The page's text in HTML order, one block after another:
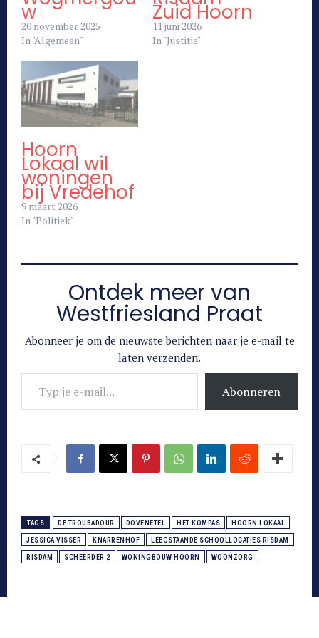
w
20 november 2025
In "Algemeen"
Zuid Hoorn
11 juni 2026
In "Justitie"
Hoorn
Lokaal wil
woningen
bij Vredehof
9 maart 2026
In "Politiek"
Ontdek meer van
Westfriesland Praat
Abonneer je om de nieuwste berichten naar je e-mail te
laten verzenden.
Typ je e-mail...
Abonneren
TAGS DE TROUBADOUR DOVENETEL HET KOMPAS HOORN LOKAAL
JESSICA VISSER KNARRENHOF LEEGSTAANDE SCHOOLLOCATIES RISDAM
RISDAM SCHEERDER 2 WONINGBOUW HOORN WOONZORG